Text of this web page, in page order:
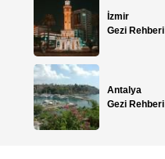
İzmir
Gezi Rehberi
Antalya
Gezi Rehberi